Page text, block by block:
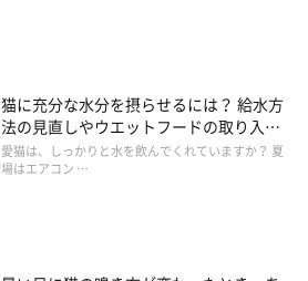
猫に充分な水分を摂らせるには？ 給水方
法の見直しやウエットフードの取り入れ
方を解説
愛猫は、しっかりと水を飲んでくれていますか？ 夏
場はエアコン …